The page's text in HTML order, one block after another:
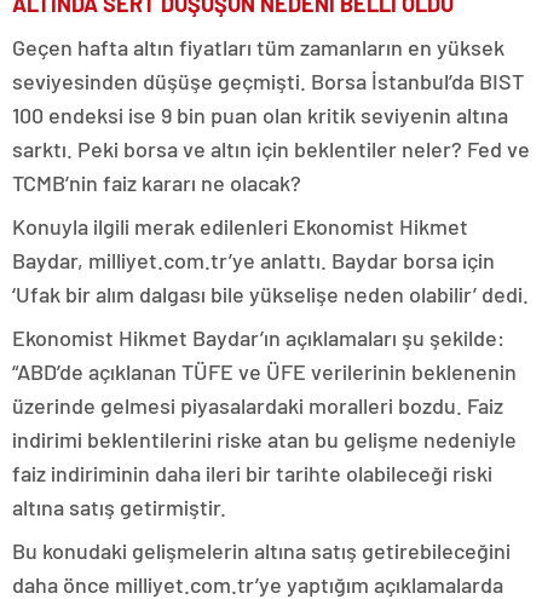
Geçen hafta altın fiyatları tüm zamanların en yüksek
seviyesinden düşüşe geçmişti. Borsa İstanbul’da BIST
100 endeksi ise 9 bin puan olan kritik seviyenin altına
sarktı. Peki borsa ve altın için beklentiler neler? Fed ve
TCMB’nin faiz kararı ne olacak?
Konuyla ilgili merak edilenleri Ekonomist Hikmet
Baydar, milliyet.com.tr’ye anlattı. Baydar borsa için
‘Ufak bir alım dalgası bile yükselişe neden olabilir’ dedi.
Ekonomist Hikmet Baydar’ın açıklamaları şu şekilde:
“ABD’de açıklanan TÜFE ve ÜFE verilerinin beklenenin
üzerinde gelmesi piyasalardaki moralleri bozdu. Faiz
indirimi beklentilerini riske atan bu gelişme nedeniyle
faiz indiriminin daha ileri bir tarihte olabileceği riski
altına satış getirmiştir.
Bu konudaki gelişmelerin altına satış getirebileceğini
daha önce milliyet.com.tr’ye yaptığım açıklamalarda